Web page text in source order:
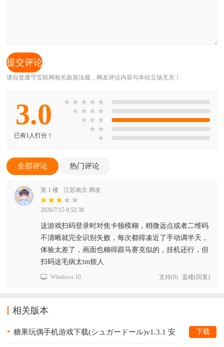
请自觉遵守互联网相关政策法规，网友评论内容与本站立场无关！
3.0
已有1人打分！
★ ★ ★ ★ ★
★ ★ ★ ★
★ ★ ★
★ ★
★
全部评论 热门评论
第 1 楼 江苏南京 网友
2026/7/15 9:52:38
这游戏扫码登录时对焦卡顿模糊，稍微远点或者二维码
不清晰就完全识别失败，每次都得凑近了手动调半天，
体验太差了，画面也糊得跟马赛克似的，挂机还行，但
扫码这毛病太tm烦人
Windows 10 支持(0) 盖楼(回复)
相关版本
糖果玩偶手机游戏下载(シュガードール)v1.3.1 安
下载